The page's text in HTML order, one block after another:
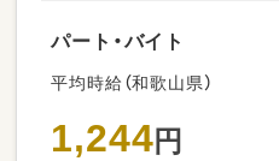
パート・バイト
平均時給（和歌山県）
1,244円